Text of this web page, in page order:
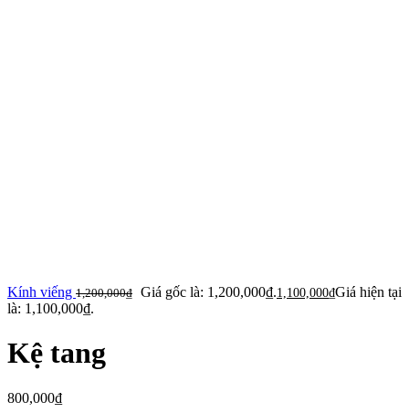
Kính viếng 1,200,000₫ Giá gốc là: 1,200,000₫.1,100,000₫Giá hiện tại
là: 1,100,000₫.
Kệ tang
800,000₫